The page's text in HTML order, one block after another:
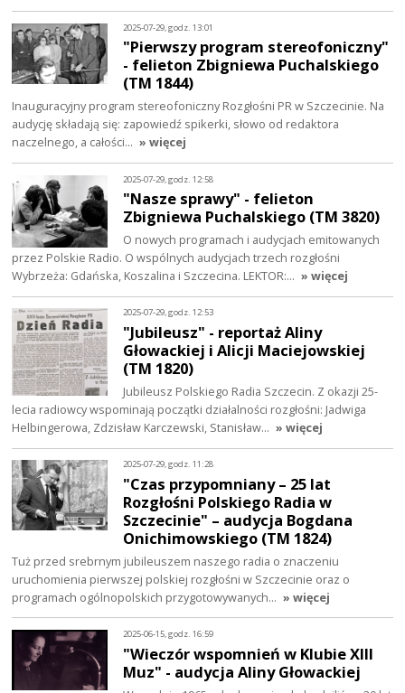
2025-07-29, godz. 13:01
"Pierwszy program stereofoniczny"
- felieton Zbigniewa Puchalskiego
(TM 1844)
Inauguracyjny program stereofoniczny Rozgłośni PR w Szczecinie. Na
audycję składają się: zapowiedź spikerki, słowo od redaktora
naczelnego, a całości… » więcej
2025-07-29, godz. 12:58
"Nasze sprawy" - felieton
Zbigniewa Puchalskiego (TM 3820)
O nowych programach i audycjach emitowanych
przez Polskie Radio. O wspólnych audycjach trzech rozgłośni
Wybrzeża: Gdańska, Koszalina i Szczecina. LEKTOR:… » więcej
2025-07-29, godz. 12:53
"Jubileusz" - reportaż Aliny
Głowackiej i Alicji Maciejowskiej
(TM 1820)
Jubileusz Polskiego Radia Szczecin. Z okazji 25-
lecia radiowcy wspominają początki działalności rozgłośni: Jadwiga
Helbingerowa, Zdzisław Karczewski, Stanisław… » więcej
2025-07-29, godz. 11:28
"Czas przypomniany – 25 lat
Rozgłośni Polskiego Radia w
Szczecinie" – audycja Bogdana
Onichimowskiego (TM 1824)
Tuż przed srebrnym jubileuszem naszego radia o znaczeniu
uruchomienia pierwszej polskiej rozgłośni w Szczecinie oraz o
programach ogólnopolskich przygotowywanych… » więcej
2025-06-15, godz. 16:59
"Wieczór wspomnień w Klubie XIII
Muz" - audycja Aliny Głowackiej